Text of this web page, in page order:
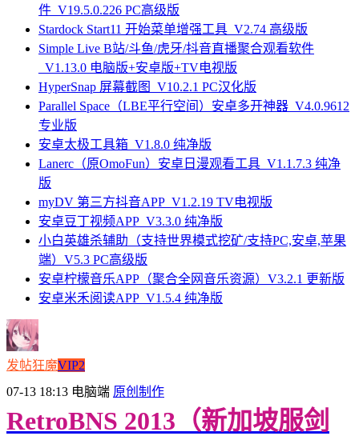
件_V19.5.0.226 PC高级版
Stardock Start11 开始菜单增强工具_V2.74 高级版
Simple Live B站/斗鱼/虎牙/抖音直播聚合观看软件
_V1.13.0 电脑版+安卓版+TV电视版
HyperSnap 屏幕截图_V10.2.1 PC汉化版
Parallel Space（LBE平行空间）安卓多开神器_V4.0.9612
专业版
安卓太极工具箱_V1.8.0 纯净版
Lanerc（原OmoFun）安卓日漫观看工具_V1.1.7.3 纯净
版
myDV 第三方抖音APP_V1.2.19 TV电视版
安卓豆丁视频APP_V3.3.0 纯净版
小白英雄杀辅助（支持世界模式挖矿/支持PC,安卓,苹果
端）V5.3 PC高级版
安卓柠檬音乐APP（聚合全网音乐资源）V3.2.1 更新版
安卓米禾阅读APP_V1.5.4 纯净版
发帖狂魔VIP2
07-13 18:13 电脑端 原创制作
RetroBNS 2013（新加坡服剑